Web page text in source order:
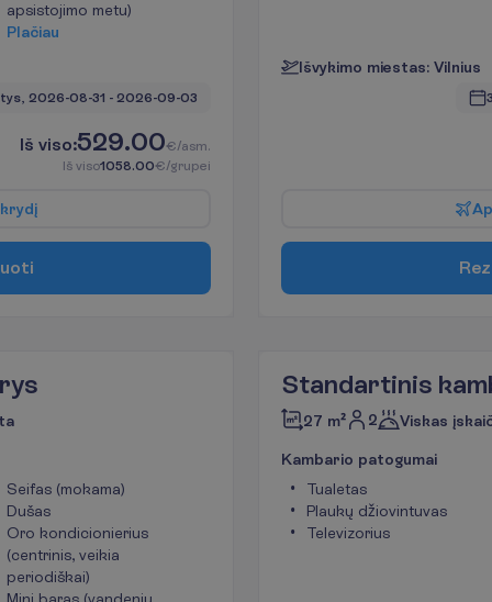
apsistojimo metu)
Plačiau
2026-08-31 - 2026-09-03
Iš viso:529.00€/asm.
Iš viso1058.00€/grupei
krydį
uoti
Išvykimo miestas: Vilnius
Ap
Rez
Seifas (mokama)
Dušas
Oro kondicionierius
(centrinis, veikia
periodiškai)
Standartinis
27 m² 2 Viskas
Kambario patogumai
Tualetas
Plaukų džiovintuvas
Televizorius